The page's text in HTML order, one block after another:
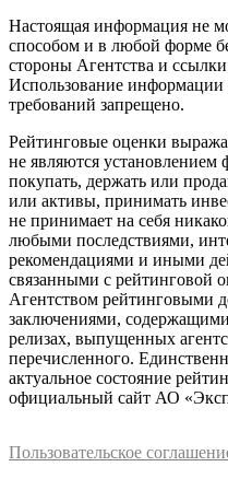
Настоящая информация не
способом и в любой форме
стороны Агентства и
Использование
требований запрещено.
Рейтинговые оценки
не являются установлением
покупать, держать или
или активы, принимать
не принимает на себя
любыми последствиями,
рекомендациями и иными
связанными с рейтинговой
Агентством рейтинговыми
заключениями,
релизах, выпущенных
перечисленного.
актуальное состояние
официальный сайт АО
Пользовательское